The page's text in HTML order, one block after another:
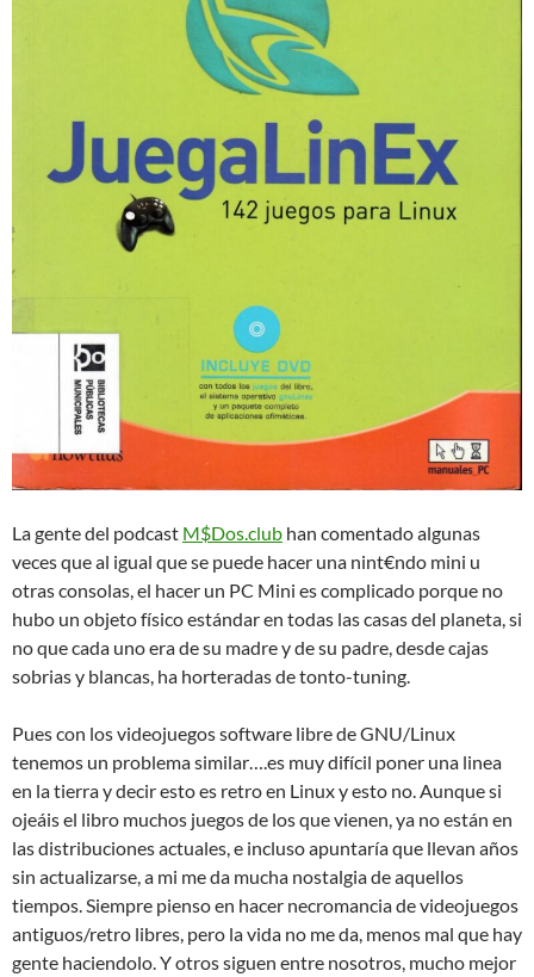
La gente del podcast M$Dos.club han comentado algunas
veces que al igual que se puede hacer una nint€ndo mini u
otras consolas, el hacer un PC Mini es complicado porque no
hubo un objeto físico estándar en todas las casas del planeta, si
no que cada uno era de su madre y de su padre, desde cajas
sobrias y blancas, ha horteradas de tonto-tuning.
Pues con los videojuegos software libre de GNU/Linux
tenemos un problema similar….es muy difícil poner una linea
en la tierra y decir esto es retro en Linux y esto no. Aunque si
ojeáis el libro muchos juegos de los que vienen, ya no están en
las distribuciones actuales, e incluso apuntaría que llevan años
sin actualizarse, a mi me da mucha nostalgia de aquellos
tiempos. Siempre pienso en hacer necromancia de videojuegos
antiguos/retro libres, pero la vida no me da, menos mal que hay
gente haciendolo. Y otros siguen entre nosotros, mucho mejor